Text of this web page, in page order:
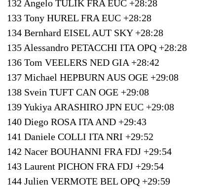
132 Angelo TULIK FRA EUC +28:28
133 Tony HUREL FRA EUC +28:28
134 Bernhard EISEL AUT SKY +28:28
135 Alessandro PETACCHI ITA OPQ +28:28
136 Tom VEELERS NED GIA +28:42
137 Michael HEPBURN AUS OGE +29:08
138 Svein TUFT CAN OGE +29:08
139 Yukiya ARASHIRO JPN EUC +29:08
140 Diego ROSA ITA AND +29:43
141 Daniele COLLI ITA NRI +29:52
142 Nacer BOUHANNI FRA FDJ +29:54
143 Laurent PICHON FRA FDJ +29:54
144 Julien VERMOTE BEL OPQ +29:59